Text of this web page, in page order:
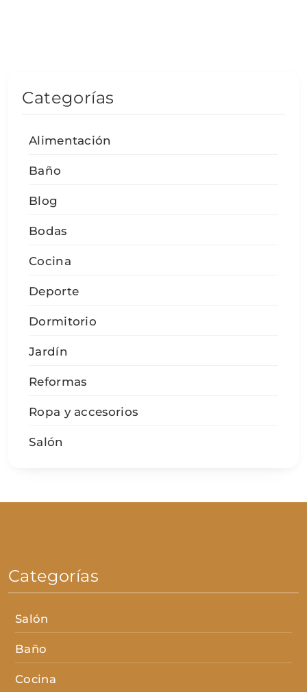
Categorías
Alimentación
Baño
Blog
Bodas
Cocina
Deporte
Dormitorio
Jardín
Reformas
Ropa y accesorios
Salón
Categorías
Salón
Baño
Cocina